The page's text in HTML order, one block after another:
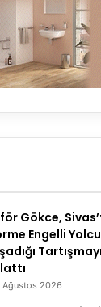
Gökce,
Engelli
Tartışmayı
Ağustos 2026